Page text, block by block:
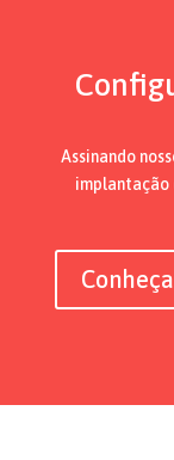
Assinando
implantação